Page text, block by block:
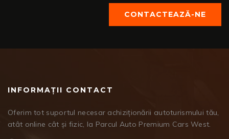
CONTACTEAZĂ-NE
INFORMAȚII CONTACT
Oferim tot suportul necesar achiziționării autoturismului tău,
atât online cât și fizic, la Parcul Auto Premium Cars West.